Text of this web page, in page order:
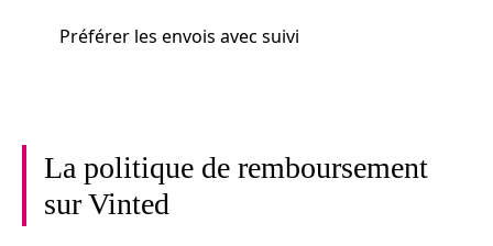
Préférer les envois avec suivi
La politique de remboursement
sur Vinted